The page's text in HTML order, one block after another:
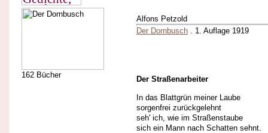
162 Bücher
Alfons Petzold
Der Dornbusch . 1. Auflage 1919
Der Straßenarbeiter
In das Blattgrün meiner Laube
sorgenfrei zurückgelehnt
seh' ich, wie im Straßenstaube
sich ein Mann nach Schatten sehnt.